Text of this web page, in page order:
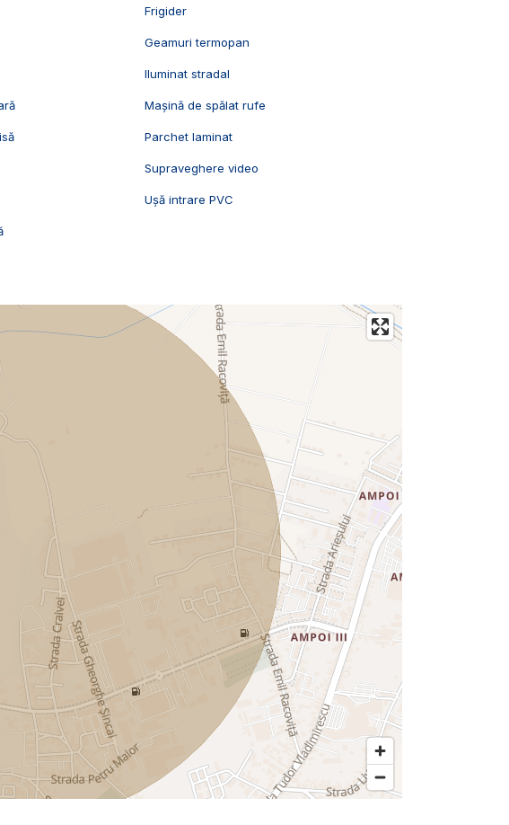
Frigider
Geamuri termopan
Iluminat stradal
Mașină de spălat rufe
Parchet laminat
Supraveghere video
Ușă intrare PVC